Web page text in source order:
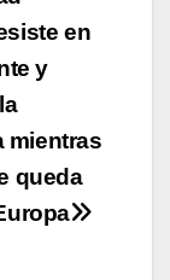
en
y
mientras
queda